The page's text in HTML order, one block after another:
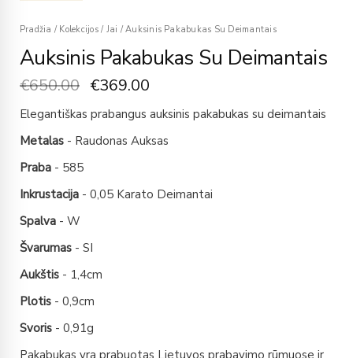
Pradžia / Kolekcijos / Jai /Auksinis Pakabukas Su Deimantais
Auksinis Pakabukas Su Deimantais
€650.00 €369.00
Elegantiškas prabangus auksinis pakabukas su deimantais
Metalas - Raudonas Auksas
Praba - 585
Inkrustacija - 0,05 Karato Deimantai
Spalva - W
Švarumas - SI
Aukštis - 1,4cm
Plotis - 0,9cm
Svoris - 0,91g